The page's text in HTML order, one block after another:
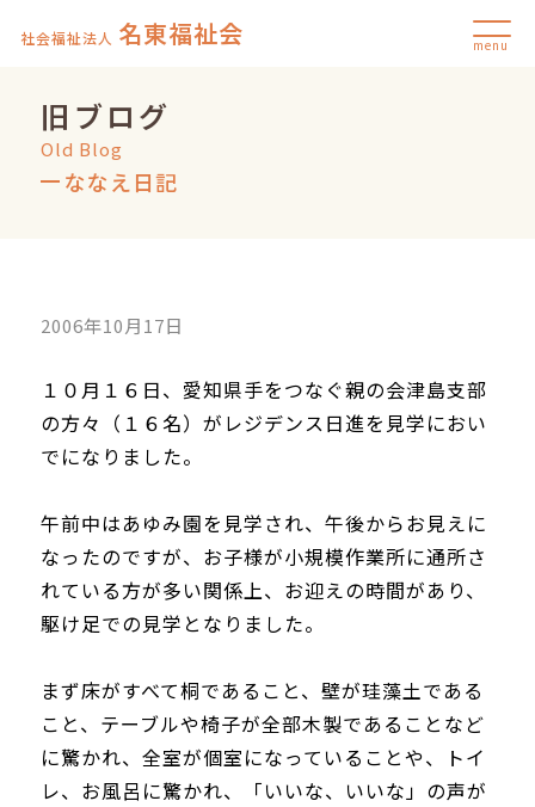
社会福祉法人 名東福祉会 menu
旧ブログ
Old Blog
ななえ日記
2006年10月17日
１０月１６日、愛知県手をつなぐ親の会津島支部
の方々（１６名）がレジデンス日進を見学におい
でになりました。
午前中はあゆみ園を見学され、午後からお見えに
なったのですが、お子様が小規模作業所に通所さ
れている方が多い関係上、お迎えの時間があり、
駆け足での見学となりました。
まず床がすべて桐であること、壁が珪藻土である
こと、テーブルや椅子が全部木製であることなど
に驚かれ、全室が個室になっていることや、トイ
レ、お風呂に驚かれ、「いいな、いいな」の声が